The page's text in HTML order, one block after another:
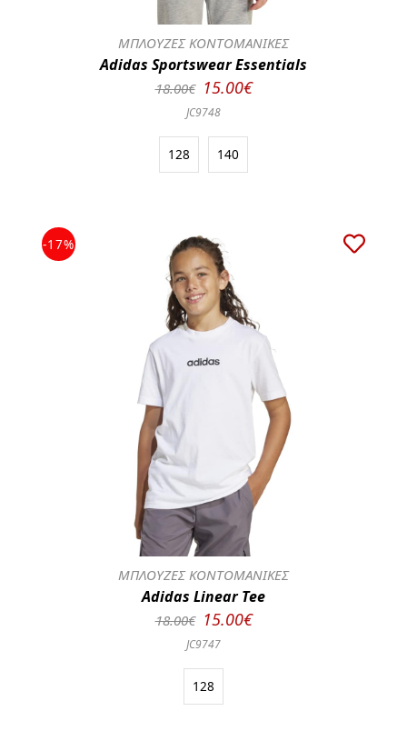
ΜΠΛΟΥΖΕΣ ΚΟΝΤΟΜΑΝΙΚΕΣ
Adidas Sportswear Essentials
18.00€ 15.00€
JC9748
128 140
-17%
ΜΠΛΟΥΖΕΣ ΚΟΝΤΟΜΑΝΙΚΕΣ
Adidas Linear Tee
18.00€ 15.00€
JC9747
128